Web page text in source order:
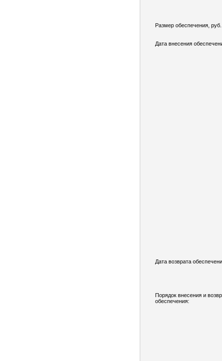
Размер обеспечения,
Дата внесения
Дата возврата
Порядок внесения и
обеспечения: